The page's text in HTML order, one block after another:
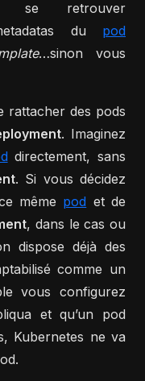
se retrouver
du pod
…sinon vous
rattacher des pods
. Imaginez
directement, sans
. Si vous décidez
même pod et de
, dans le cas ou
dispose déjà des
comme un
vous configurez
et qu’un pod
Kubernetes ne va